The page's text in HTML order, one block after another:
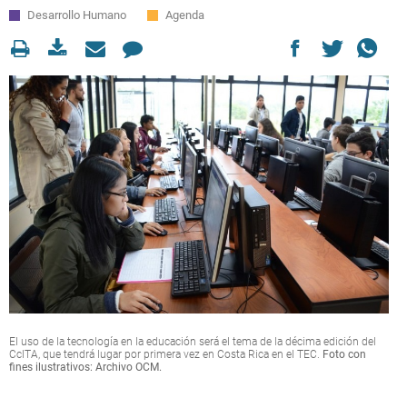
Desarrollo Humano Agenda
El uso de la tecnología en la educación será el tema de la décima edición del
CcITA, que tendrá lugar por primera vez en Costa Rica en el TEC. Foto con
fines ilustrativos: Archivo OCM.